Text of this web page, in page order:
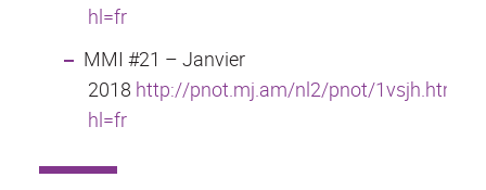
hl=fr
MMI #21 – Janvier
2018 http://pnot.mj.am/nl2/pnot/1vsjh.html?
hl=fr